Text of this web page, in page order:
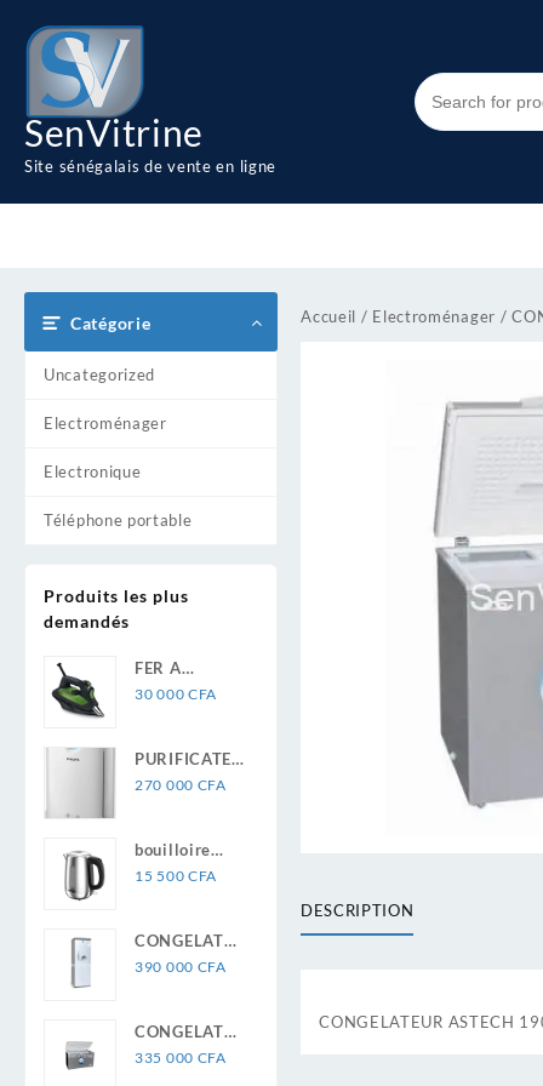
content
SenVitrine
Site sénégalais de vente en ligne
Catégorie
Uncategorized
Electroménager
Electronique
Téléphone portable
Produits les plus
demandés
FER A
REPASSER
INTELLIGENCE
DW6030D1
30 000 CFA
PURIFICATEUR
D’AIR
333m2/H
AC2889/10
270 000 CFA
bouilloire
électrique
15 500 CFA
CONGELATEUR
ASTECH 10T
390 000 CFA
CONGELATEUR
ASTECH 580
335 000 CFA
Accueil / Electroménager /
DESCRIPTION
CONGELATEUR ASTECH